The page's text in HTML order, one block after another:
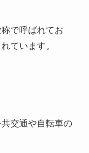
で呼ばれてお
ています。
交通や自転車の